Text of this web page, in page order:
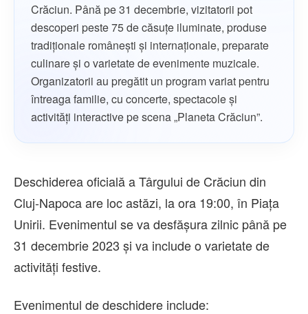
Crăciun. Până pe 31 decembrie, vizitatorii pot
descoperi peste 75 de căsuțe iluminate, produse
tradiționale românești și internaționale, preparate
culinare și o varietate de evenimente muzicale.
Organizatorii au pregătit un program variat pentru
întreaga familie, cu concerte, spectacole și
activități interactive pe scena „Planeta Crăciun”.
Deschiderea oficială a Târgului de Crăciun din
Cluj-Napoca are loc astăzi, la ora 19:00, în Piața
Unirii. Evenimentul se va desfășura zilnic până pe
31 decembrie 2023 și va include o varietate de
activități festive.
Evenimentul de deschidere include: